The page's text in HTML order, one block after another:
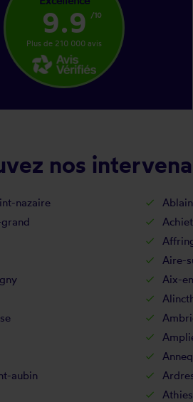
9.9 /10
Plus de 210 000 avis
nos
nazaire
Aire-
Aix-
aubin
Athies